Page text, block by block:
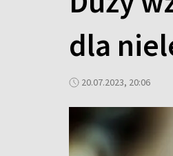
dla
20.07.2023, 20:06